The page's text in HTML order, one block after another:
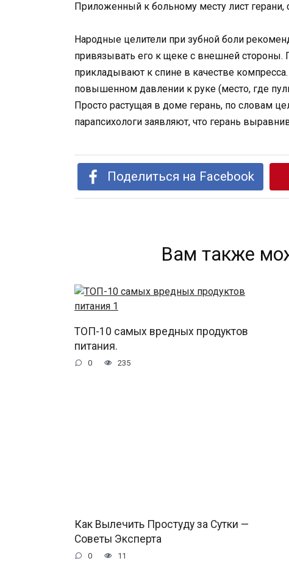
Приложенный к больному месту лист герани,
Народные целители при зубной боли
привязывать его к щеке с внешней стороны.
прикладывают к спине в качестве
повышенном давлении к руке (место, где
Просто растущая в доме герань, по словам
парапсихологи заявляют, что герань
Поделиться на Facebook
Вам также
ТОП-10 самых вредных продуктов
питания.
0 235
Как Вылечить Простуду за Сутки —
Советы Эксперта
0 11